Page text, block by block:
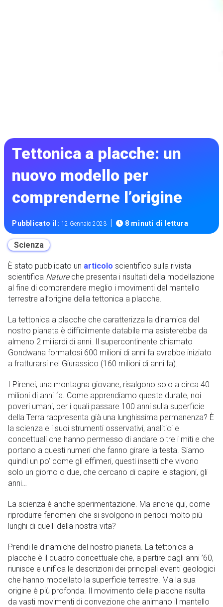
Tettonica a placche: un
nuovo modello per
comprenderne l’origine
Pubblicato il:12 Gennaio 2023 | 8 minuti di lettura
Scienza
È stato pubblicato un articolo scientifico sulla rivista
scientifica Natureche presenta i risultati della modellazione
al fine di comprendere meglio i movimenti del mantello
terrestre all’origine della tettonica a placche.
La tettonica a placche che caratterizza la dinamica del
nostro pianeta è difficilmente databile ma esisterebbe da
almeno 2 miliardi di anni. Il supercontinente chiamato
Gondwana formatosi 600 milioni di anni fa avrebbe iniziato
a fratturarsi nel Giurassico (160 milioni di anni fa).
I Pirenei, una montagna giovane, risalgono solo a circa 40
milioni di anni fa. Come apprendiamo queste durate, noi
poveri umani, per i quali passare 100 anni sulla superficie
della Terra rappresenta già una lunghissima permanenza? È
la scienza e i suoi strumenti osservativi, analitici e
concettuali che hanno permesso di andare oltre i miti e che
portano a questi numeri che fanno girare la testa. Siamo
quindi un po’ come gli effimeri, questi insetti che vivono
solo un giorno o due, che cercano di capire le stagioni, gli
anni…
La scienza è anche sperimentazione. Ma anche qui, come
riprodurre fenomeni che si svolgono in periodi molto più
lunghi di quelli della nostra vita?
Prendi le dinamiche del nostro pianeta. La tettonica a
placche è il quadro concettuale che, a partire dagli anni ’60,
riunisce e unifica le descrizioni dei principali eventi geologici
che hanno modellato la superficie terrestre. Ma la sua
origine è più profonda. Il movimento delle placche risulta
da vasti movimenti di convezione che animano il mantello